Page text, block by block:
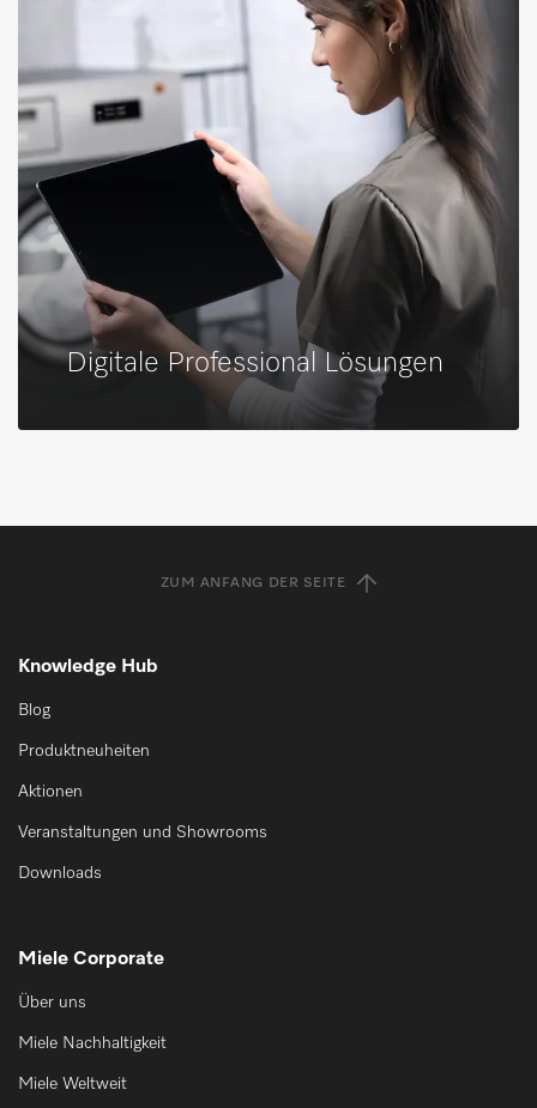
Digitale Professional Lösungen
ZUM ANFANG DER SEITE
Knowledge Hub
Blog
Produktneuheiten
Aktionen
Veranstaltungen und Showrooms
Downloads
Miele Corporate
Über uns
Miele Nachhaltigkeit
Miele Weltweit